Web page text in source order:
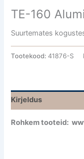
TE-160
Suurtemates
Tootekood:41876-S
Kirjeldus
Rohkem tooteid: